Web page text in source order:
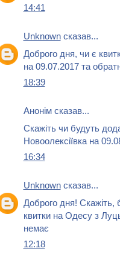
14:41
Unknownсказав...
Доброго дня, чи є
на 09.07.2017 та
18:39
Анонім сказав...
Скажіть чи будуть
Новоолексіївка на
16:34
Unknownсказав...
Доброго дня! Скажіть,
квитки на Одесу з
немає
12:18